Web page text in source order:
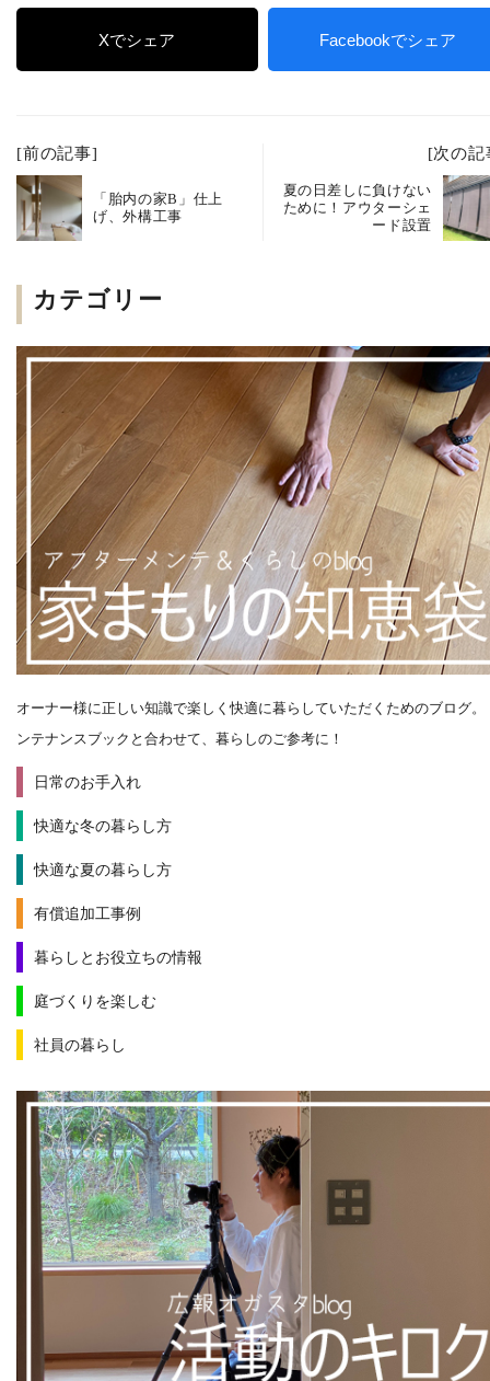
Xでシェア Facebookでシェア
[前の記事]
「胎内の家B」仕上
げ、外構工事
[次の記
夏の日差しに負けない
ために！アウターシェ
ード設置
カテゴリー
オーナー様に正しい知識で楽しく快適に暮らしていただくためのブログ。
ンテナンスブックと合わせて、暮らしのご参考に！
日常のお手入れ
快適な冬の暮らし方
快適な夏の暮らし方
有償追加工事例
暮らしとお役立ちの情報
庭づくりを楽しむ
社員の暮らし